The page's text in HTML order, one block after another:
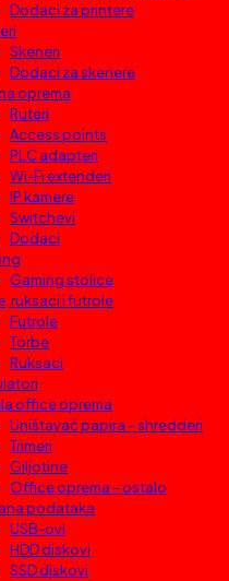
Dodaci za printere
Skeneri
Dodaci za skenere
oprema
Ruteri
Access points
PLC adapteri
Wi-Fi extenderi
IP kamere
Switchevi
Dodaci
Gaming stolice
ruksaci i futrole
Futrole
Torbe
Ruksaci
office oprema
Uništavač papira – shredderi
Trimeri
Giljotine
Office oprema – ostalo
podataka
USB-ovi
HDD diskovi
SSD diskovi